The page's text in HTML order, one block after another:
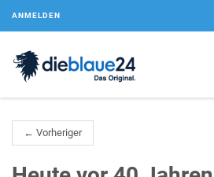
ANMELDEN
← Vorheriger